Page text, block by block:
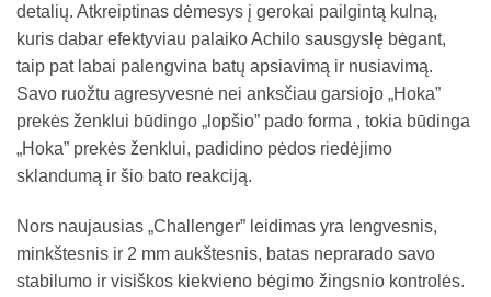
detalių. Atkreiptinas dėmesys į gerokai pailgintą kulną,
kuris dabar efektyviau palaiko Achilo sausgyslę bėgant,
taip pat labai palengvina batų apsiavimą ir nusiavimą.
Savo ruožtu agresyvesnė nei anksčiau garsiojo „Hoka”
prekės ženklui būdingo „lopšio” pado forma , tokia būdinga
„Hoka” prekės ženklui, padidino pėdos riedėjimo
sklandumą ir šio bato reakciją.
Nors naujausias „Challenger” leidimas yra lengvesnis,
minkštesnis ir 2 mm aukštesnis, batas neprarado savo
stabilumo ir visiškos kiekvieno bėgimo žingsnio kontrolės.